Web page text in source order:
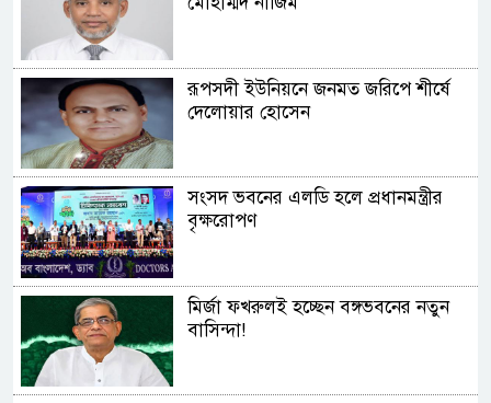
রূপসদী ইউনিয়নে জনমত জরিপে শীর্ষে
দেলোয়ার হোসেন
সংসদ ভবনের এলডি হলে প্রধানমন্ত্রীর
বৃক্ষরোপণ
মির্জা ফখরুলই হচ্ছেন বঙ্গভবনের নতুন
বাসিন্দা!